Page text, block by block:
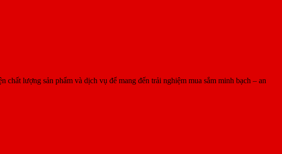
chất lượng sản phẩm và dịch vụ để mang đến trải nghiệm mua sắm minh bạch – an